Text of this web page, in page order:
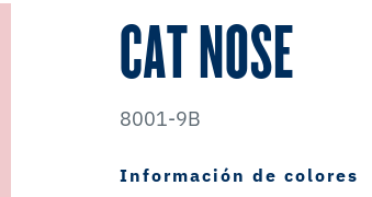
CAT NOSE
8001-9B
Información de colores